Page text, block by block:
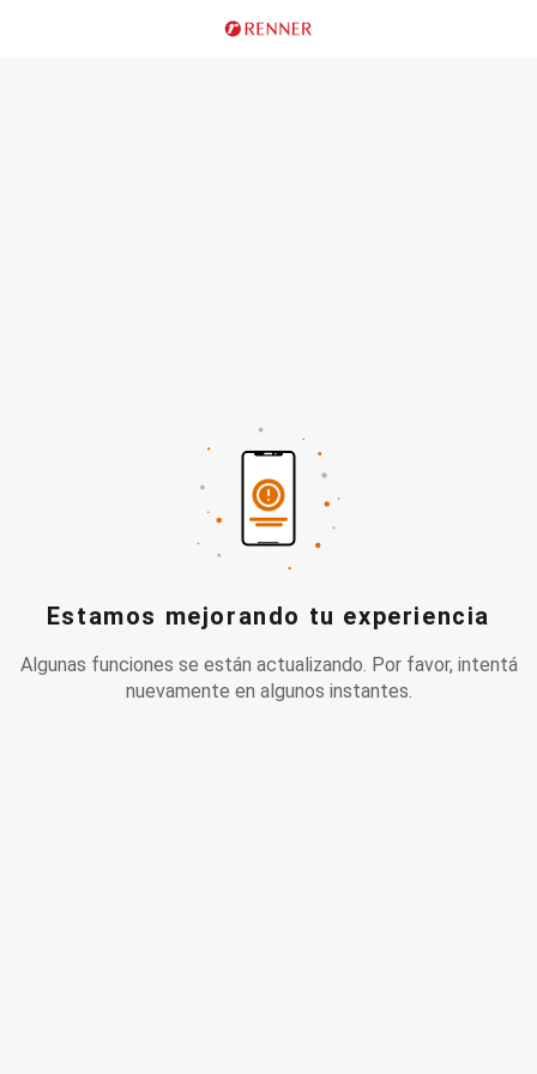
Estamos mejorando tu experiencia
Algunas funciones se están actualizando. Por favor, intentá
nuevamente en algunos instantes.